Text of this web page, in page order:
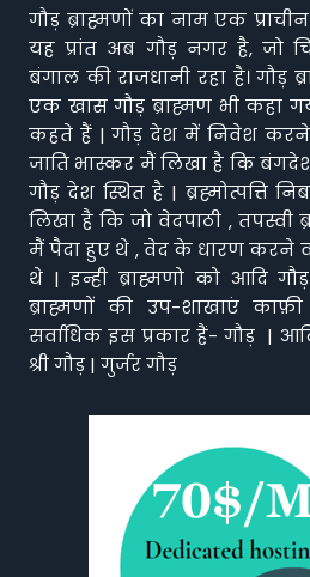
गौड़ ब्राह्मणों का नाम एक
यह प्रांत अब गौड़ नगर है, जो
बंगाल की राजधानी रहा है। गौड़
एक खास गौड़ ब्राह्मण भी कहा
कहते हैं | गौड़ देश में निवेश करने
जाति भास्कर मैं लिखा है कि
गौड़ देश स्थित है | ब्रह्मोत्पत्ति
लिखा है कि जो वेदपाठी , तपस्वी
मैं पैदा हुए थे , वेद के धारण करने
थे | इन्ही ब्राह्मणो को आदि
ब्राह्मणों की उप-शाखाएं
सर्वाधिक इस प्रकार हैं- गौड़ |
श्री गौड़ | गुर्जर गौड़